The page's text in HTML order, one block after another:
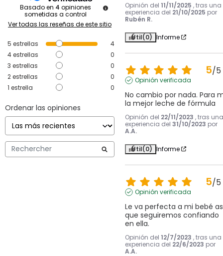
Basado en 4 opiniones
sometidas a control
Ver todas las reseñas de este sitio
5 estrellas
4
4estrellas
0
3 estrellas
0
2estrellas
0
1 estrella 0
Ordenar las opiniones
Opinión del 11/11/2025 , tras una
experiencia del 21/10/2025 por
Rubén R.
Útil(0) Informe
5/5
Opinión verificada
No cambio por nada. Para
la mejor leche de fórmula
Opinión del 22/11/2023 , tras una
experiencia del 31/10/2023 por
A.A.
Útil(0) Informe
5/5
Opinión verificada
Le va perfecta a mi bebé
que seguiremos confiando
en ella.
Opinión del 12/7/2023 , tras una
experiencia del 22/6/2023 por
A.A.